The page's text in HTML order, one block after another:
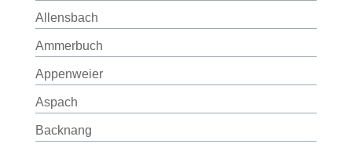
Allensbach
Ammerbuch
Appenweier
Aspach
Backnang